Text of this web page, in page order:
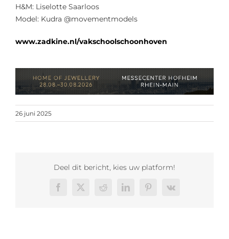
H&M: Liselotte Saarloos
Model: Kudra @movementmodels
www.zadkine.nl/vakschoolschoonhoven
26 juni 2025
Deel dit bericht, kies uw platform!
Facebook
X RedditLinkedInPinterest
Vk